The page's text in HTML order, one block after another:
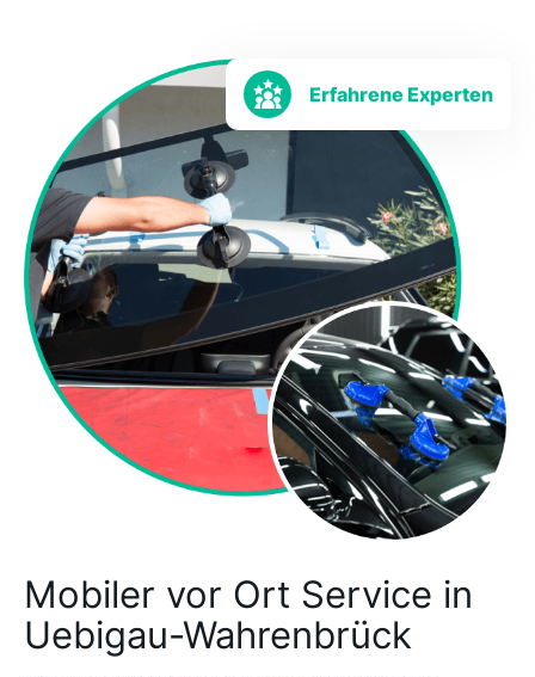
Mobiler vor Ort Service in
Uebigau-Wahrenbrück
Erfahrene Experten